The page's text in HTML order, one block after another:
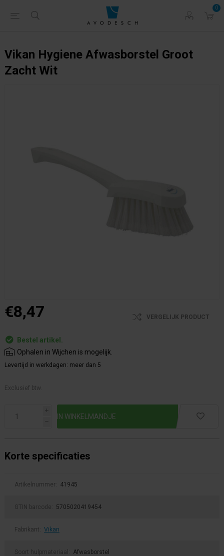
0
Vikan Hygiene Afwasborstel Groot
Zacht Wit
€8,47 VERGELIJK PRODUCT
Bestel artikel.
Ophalen in Wijchen is mogelijk.
Levertijd in werkdagen: meer dan 5
Exclusief btw.
i
h
Korte specificaties
Artikelnummer: 41945
GTIN barcode: 5705020419454
Fabrikant: Vikan
Soort hulpmateriaal: Afwasborstel